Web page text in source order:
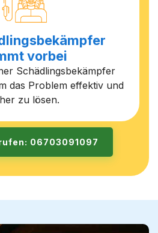
vorbei
Schädlingsbekämpfer
das Problem effektiv und
zu lösen.
06703091097